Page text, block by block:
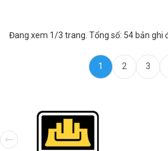
Đang xem 1/3 trang. Tổng số: 54 bản ghi
1 2 3